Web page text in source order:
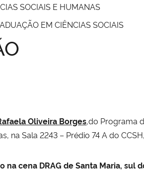
SOCIAIS E HUMANAS
EM CIÊNCIAS SOCIAIS
Oliveira Borges,do Programa
Sala 2243 – Prédio 74 A do
cena DRAG de Santa Maria, sul